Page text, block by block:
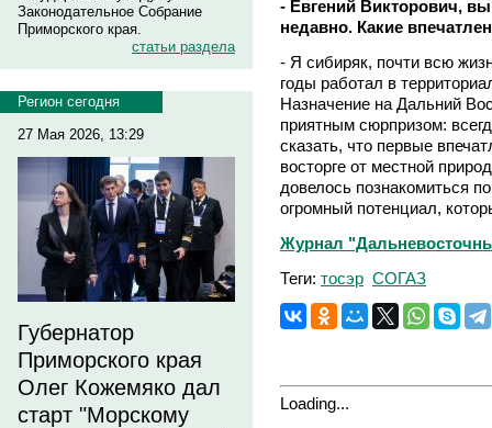
Законодательное Собрание
Приморского края.
статьи раздела
Регион сегодня
27 Мая 2026, 13:29
Губернатор
Приморского края
Олег Кожемяко дал
старт "Морскому
- Евгений Викторович,
недавно. Какие
- Я сибиряк, почти всю
годы работал в
Назначение на Дальний
приятным сюрпризом:
сказать, что первые
восторге от местной
довелось познакомиться
огромный потенциал,
Журнал
Теги: тосэр СОГАЗ
Loading...